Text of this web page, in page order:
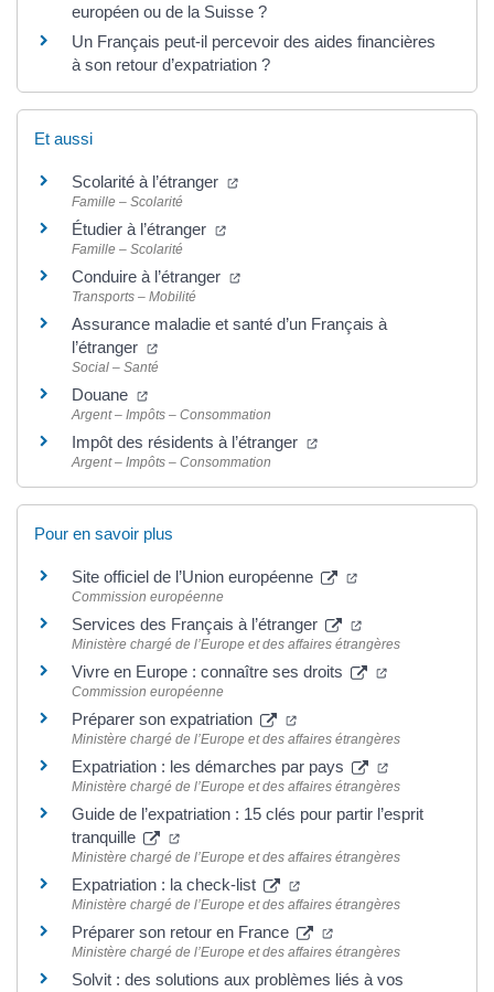
européen ou de la Suisse ?
Un Français peut-il percevoir des aides financières
à son retour d’expatriation ?
Et aussi
Scolarité à l’étranger
Famille – Scolarité
Étudier à l’étranger
Famille – Scolarité
Conduire à l’étranger
Transports – Mobilité
Assurance maladie et santé d’un Français à
l’étranger
Social – Santé
Douane
Argent – Impôts – Consommation
Impôt des résidents à l’étranger
Argent – Impôts – Consommation
Pour en savoir plus
Site officiel de l’Union européenne
Commission européenne
Services des Français à l’étranger
Ministère chargé de l’Europe et des affaires étrangères
Vivre en Europe : connaître ses droits
Commission européenne
Préparer son expatriation
Ministère chargé de l’Europe et des affaires étrangères
Expatriation : les démarches par pays
Ministère chargé de l’Europe et des affaires étrangères
Guide de l’expatriation : 15 clés pour partir l’esprit
tranquille
Ministère chargé de l’Europe et des affaires étrangères
Expatriation : la check-list
Ministère chargé de l’Europe et des affaires étrangères
Préparer son retour en France
Ministère chargé de l’Europe et des affaires étrangères
Solvit : des solutions aux problèmes liés à vos